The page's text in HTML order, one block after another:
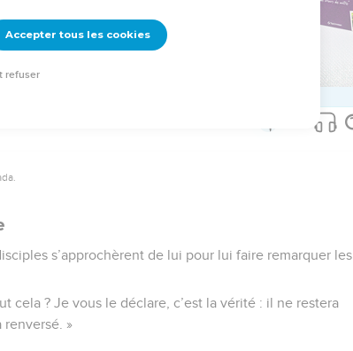
procurer une Bible imprimée, rendez-vous sur www.editionsbiblio.fr
s’approchèrent de lui pour lui faire remarquer les
cela ? Je vous le déclare, c’est la vérité : il ne restera
renversé. »
Accepter tous les cookies
refuser